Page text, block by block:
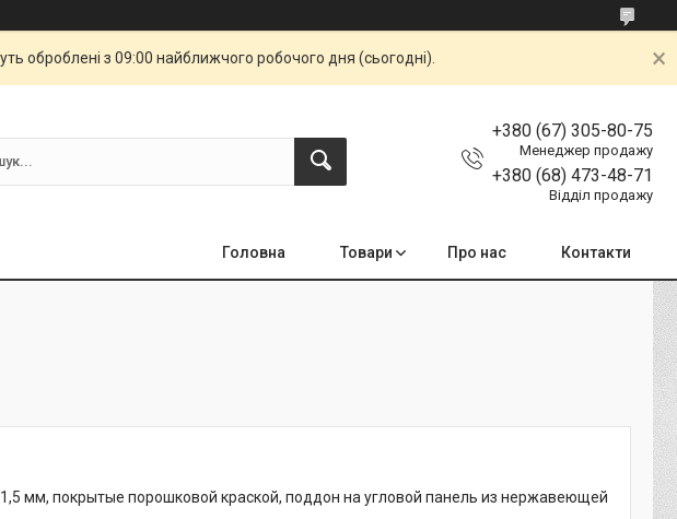
оброблені з 09:00 найближчого робочого дня (сьогодні).
+380 (67) 305-80-75
Менеджер продажу
+380 (68) 473-48-71
Відділ продажу
Головна Товари Про нас Контакти
мм, покрытые порошковой краской, поддон на угловой панель из нержавеющей